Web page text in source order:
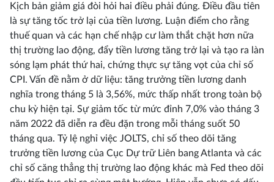
Kịch bản giảm giá đòi hỏi hai điều phải đúng. Điều đầu tiên
là sự tăng tốc trở lại của tiền lương. Luận điểm cho rằng
thuế quan và các hạn chế nhập cư làm thắt chặt hơn nữa
thị trường lao động, đẩy tiền lương tăng trở lại và tạo ra làn
sóng lạm phát thứ hai, chứng thực sự tăng vọt của chỉ số
CPI. Vấn đề nằm ở dữ liệu: tăng trưởng tiền lương danh
nghĩa trong tháng 5 là 3,56%, mức thấp nhất trong toàn bộ
chu kỳ hiện tại. Sự giảm tốc từ mức đỉnh 7,0% vào tháng 3
năm 2022 đã diễn ra đều đặn trong mỗi tháng suốt 50
tháng qua. Tỷ lệ nghỉ việc JOLTS, chỉ số theo dõi tăng
trưởng tiền lương của Cục Dự trữ Liên bang Atlanta và các
chỉ số căng thẳng thị trường lao động khác mà Fed theo dõi